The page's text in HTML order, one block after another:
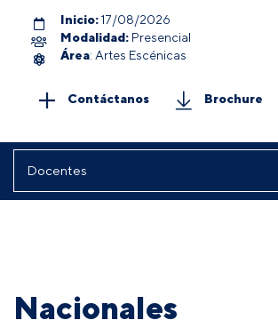
Inicio:17/08/2026
Modalidad: Presencial
Área: Artes Escénicas
Contáctanos Brochure
Nacionales